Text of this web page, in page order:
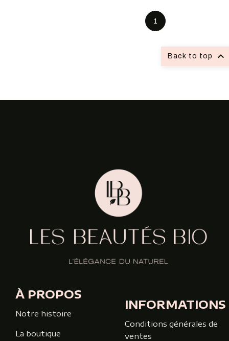
1
Back to top 
À PROPOS
Notre histoire
La boutique
INFORMATIONS
Conditions générales de
ventes